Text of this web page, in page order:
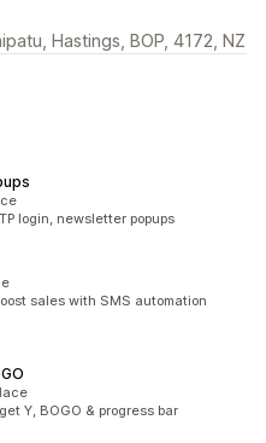
Hastings, BOP, 4172, NZ
login, newsletter popups
sales with SMS automation
Y, BOGO & progress bar